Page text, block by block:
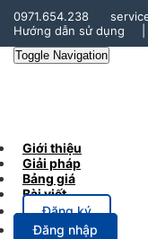
0971.654.238
Hướng dẫn sử dụng
Toggle Navigation
Giới thiệu
Giải pháp
Bảng giá
Bài viết
Đăng ký
Đăng nhập